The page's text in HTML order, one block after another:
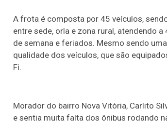
A frota é composta por 45 veículos,
entre sede, orla e zona rural, atendendo
de semana e feriados. Mesmo sendo
qualidade dos veículos, que são
Fi.
Morador do bairro Nova Vitória, Carlito
e sentia muita falta dos ônibus rodando